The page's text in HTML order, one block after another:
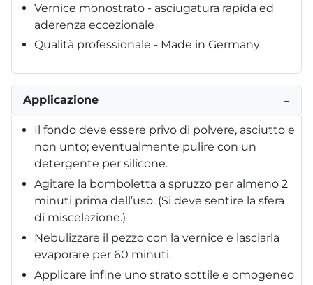
Vernice monostrato - asciugatura rapida ed
aderenza eccezionale
Qualità professionale - Made in Germany
Applicazione −
Il fondo deve essere privo di polvere, asciutto e
non unto; eventualmente pulire con un
detergente per silicone.
Agitare la bomboletta a spruzzo per almeno 2
minuti prima dell’uso. (Si deve sentire la sfera
di miscelazione.)
Nebulizzare il pezzo con la vernice e lasciarla
evaporare per 60 minuti.
Applicare infine uno strato sottile e omogeneo